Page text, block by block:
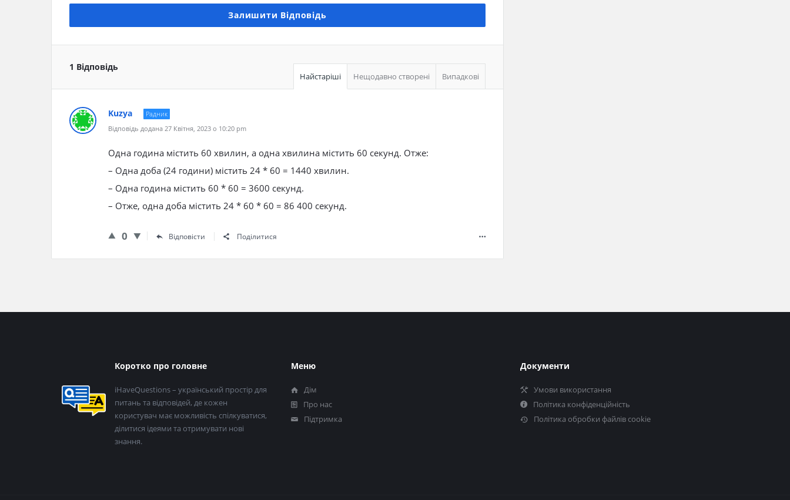
Залишити Відповідь
1 Відповідь
Найстаріші Нещодавно створені Випадкові
Kuzya
Радник
Відповідь додана 27 Квітня, 2023 о 10:20 pm
Одна година містить 60 хвилин, а одна хвилина містить 60 секунд. Отже:
– Одна доба (24 години) містить 24 * 60 = 1440 хвилин.
– Одна година містить 60 * 60 = 3600 секунд.
– Отже, одна доба містить 24 * 60 * 60 = 86 400 секунд.
0 Відповісти Поділитися
колонтитул
Коротко про головне
iHaveQuestions – український простір для
питань та відповідей, де кожен
користувач має можливість спілкуватися,
ділитися ідеями та отримувати нові
знання.
Меню
Дім
Про нас
Підтримка
Документи
Умови використання
Політика конфіденційність
Політика обробки файлів cookie